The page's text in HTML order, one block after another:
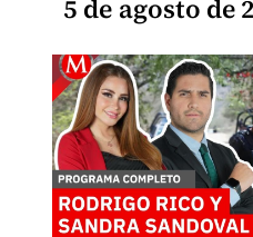
5 de agosto de